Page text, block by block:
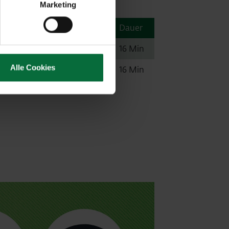
Marketing
Alle Cookies
Letzter Zug (Ab)
Dauer
23:07 Uhr
16 Min
23:37 Uhr 16 Min